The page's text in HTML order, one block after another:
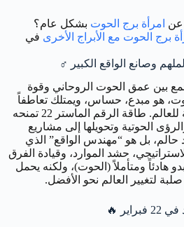
عن امرأة برج الحوت بشكل عام؟
برج الحوت مع الأبراج الأخرى في
♂️
تجمع بين عمق الحوت الروحاني وقوة
22 البناءة. كحوت، هو مبدع، حساس، ويمتلك تعاطفاً
كبيراً مع الآخرين ورؤية مثالية للعالم. طاقة الرقم الماستر 22 تمنحه
الحوتية وتحويلها إلى مشاريع
بل هو “مهندس الواقع” الذي
حشد الموارد، وقيادة الفرق
هادئاً ومتأملاً (الحوت)، ولكنه يحمل
لتغيير العالم نحو الأفضل.
🔥